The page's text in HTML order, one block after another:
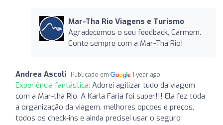
Mar-Tha Rio Viagens e Turismo
Agradecemos o seu feedback, Carmem.
Conte sempre com a Mar-Tha Rio!
Andrea Ascoli Publicado em 1 year ago
Experiência fantástica: Adorei agilizar tudo da viagem
com a Mar-tha Rio. A Karla Faria foi super!!! Ela fez toda
a organização da viagem, melhores opcoes e preços,
todos os check-ins e ainda precisei usar o seguro